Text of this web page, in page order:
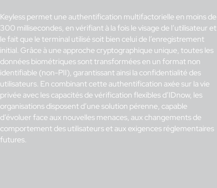
Keyless permet une authentification multifactorielle en moins de
300 millisecondes, en vérifiant à la fois le visage de l’utilisateur et
le fait que le terminal utilisé soit bien celui de l’enregistrement
initial. Grâce à une approche cryptographique unique, toutes les
données biométriques sont transformées en un format non
identifiable (non-PII), garantissant ainsi la confidentialité des
utilisateurs. En combinant cette authentification axée sur la vie
privée avec les capacités de vérification flexibles d’IDnow, les
organisations disposent d’une solution pérenne, capable
d’évoluer face aux nouvelles menaces, aux changements de
comportement des utilisateurs et aux exigences réglementaires
futures.